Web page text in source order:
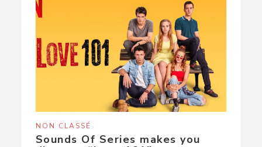
NON CLASSÉ
Sounds Of Series makes you